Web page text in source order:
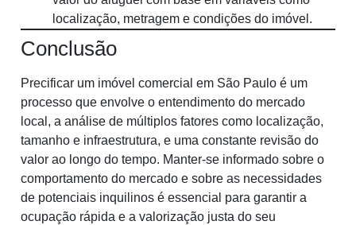
localização, metragem e condições do imóvel.
Conclusão
Precificar um imóvel comercial em São Paulo é um
processo que envolve o entendimento do mercado
local, a análise de múltiplos fatores como localização,
tamanho e infraestrutura, e uma constante revisão do
valor ao longo do tempo. Manter-se informado sobre o
comportamento do mercado e sobre as necessidades
de potenciais inquilinos é essencial para garantir a
ocupação rápida e a valorização justa do seu